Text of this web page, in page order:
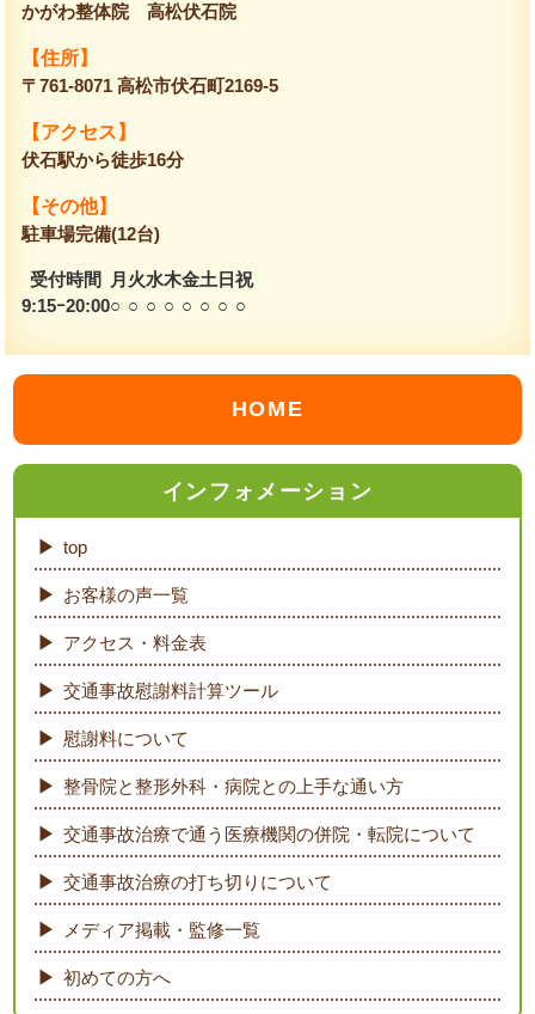
かがわ整体院 高松伏石院
【住所】
〒761-8071 高松市伏石町2169-5
【アクセス】
伏石駅から徒歩16分
【その他】
駐車場完備(12台)
受付時間 月 火水木金土 日祝
9:15ｰ20:00○ ○ ○ ○ ○ ○ ○ ○
HOME
インフォメーション
top
お客様の声一覧
アクセス・料金表
交通事故慰謝料計算ツール
慰謝料について
整骨院と整形外科・病院との上手な通い方
交通事故治療で通う医療機関の併院・転院について
交通事故治療の打ち切りについて
メディア掲載・監修一覧
初めての方へ